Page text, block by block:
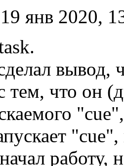
янв 2020,
вывод,
тем, что он